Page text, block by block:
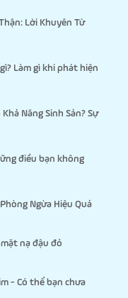
Lời Khuyên Từ
Làm gì khi phát hiện
Năng Sinh Sản? Sự
điều bạn không
Ngừa Hiệu Quả
nạ đậu đỏ
- Có thể bạn chưa